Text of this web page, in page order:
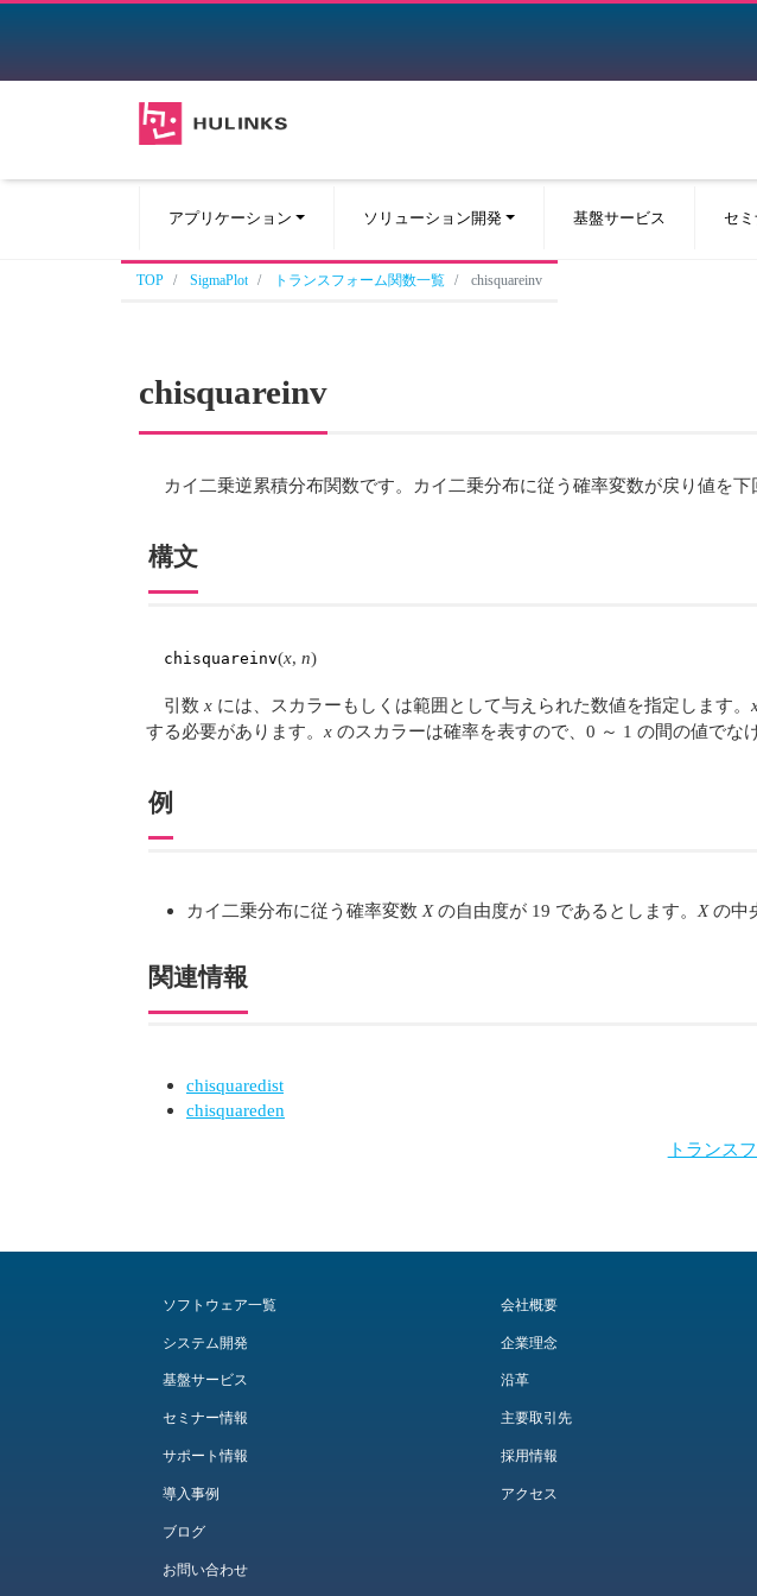
アプリケーション ソリューション開発 基盤サービス セ
TOP SigmaPlot トランスフォーム関数一覧 chisquareinv
chisquareinv
カイ二乗逆累積分布関数です。カイ二乗分布に従う確率変数が戻り値を
構文
chisquareinv(x,n)
引数x には、スカラーもしくは範囲として与えられた数値を指定します。
する必要があります。x のスカラーは確率を表すので、0 ～ 1 の間の値でな
例
カイ二乗分布に従う確率変数 Xの自由度が 19 であるとします。 Xの中
関連情報
chisquaredist
chisquareden
トランス
ソフトウェア一覧
システム開発
基盤サービス
セミナー情報
サポート情報
導入事例
ブログ
お問い合わせ
会社概要
企業理念
沿革
主要取引先
採用情報
アクセス